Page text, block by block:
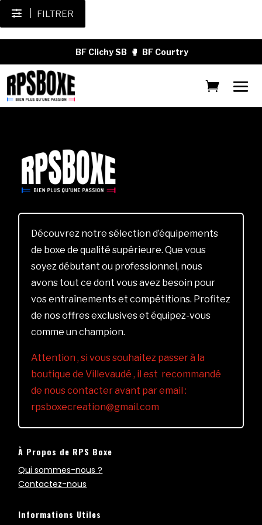
FILTRER
BF Clichy SB 🥊 BF Courtry
Découvrez notre sélection d’équipements
de boxe de qualité supérieure. Que vous
soyez débutant ou professionnel, nous
avons tout ce dont vous avez besoin pour
vos entraînements et compétitions. Profitez
de nos offres exclusives et équipez-vous
comme un champion.
Attention , si vous souhaitez passer à la
boutique de Villevaudé , il est recommandé
de nous contacter avant par email :
rpsboxecreation@gmail.com
À Propos de RPS Boxe
Qui sommes-nous ?
Contactez-nous
Informations Utiles